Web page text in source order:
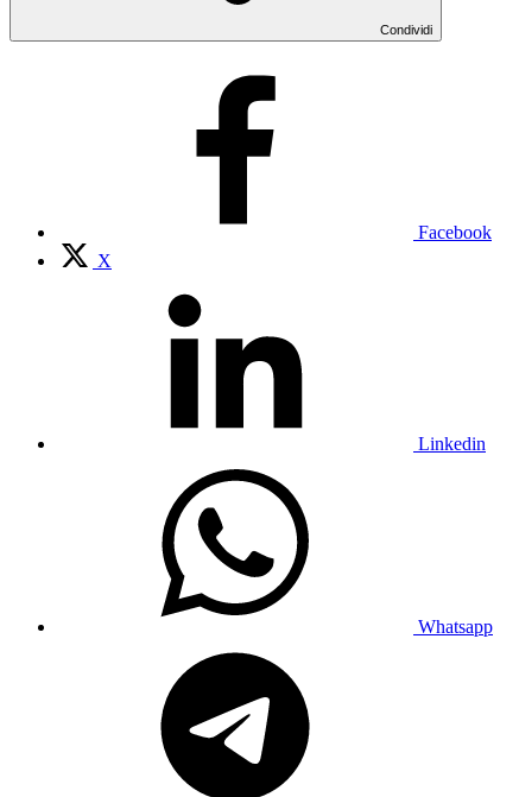
Condividi
Facebook
X
Linkedin
Whatsapp